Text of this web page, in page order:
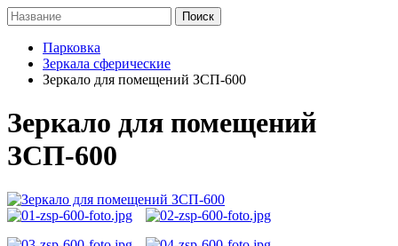
Поиск
Парковка
Зеркала сферические
Зеркало для помещений ЗСП-600
Зеркало для помещений
ЗСП-600